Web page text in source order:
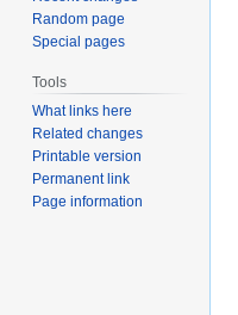
Random page
Special pages
Tools
What links here
Related changes
Printable version
Permanent link
Page information